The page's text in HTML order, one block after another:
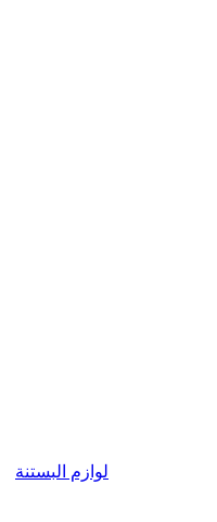
لوازم البستنة